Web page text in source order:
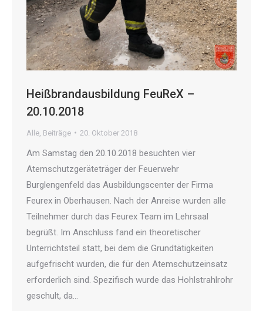
Heißbrandausbildung FeuReX –
20.10.2018
Alle Beiträge 20. Oktober 2018
Am Samstag den 20.10.2018 besuchten vier
Atemschutzgeräteträger der Feuerwehr
Burglengenfeld das Ausbildungscenter der Firma
Feurex in Oberhausen. Nach der Anreise wurden alle
Teilnehmer durch das Feurex Team im Lehrsaal
begrüßt. Im Anschluss fand ein theoretischer
Unterrichtsteil statt, bei dem die Grundtätigkeiten
aufgefrischt wurden, die für den Atemschutzeinsatz
erforderlich sind. Spezifisch wurde das Hohlstrahlrohr
geschult, da…